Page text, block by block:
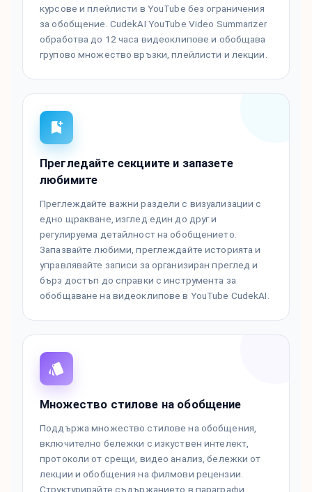
курсове и плейлисти в YouTube без ограничения
за обобщение. CudekAI YouTube Video Summarizer
обработва до 12 часа видеоклипове и обобщава
групово множество връзки, плейлисти и лекции.
Прегледайте секциите и запазете
любимите
Преглеждайте важни раздели с визуализации с
едно щракване, изглед един до друг и
регулируема детайлност на обобщението.
Запазвайте любими, преглеждайте историята и
управлявайте записи за организиран преглед и
бърз достъп до справки с инструмента за
обобщаване на видеоклипове в YouTube CudekAI.
Множество стилове на обобщение
Поддържа множество стилове на обобщения,
включително бележки с изкуствен интелект,
протоколи от срещи, видео анализ, бележки от
лекции и обобщения на филмови рецензии.
Структурирайте съдържанието в параграфи,